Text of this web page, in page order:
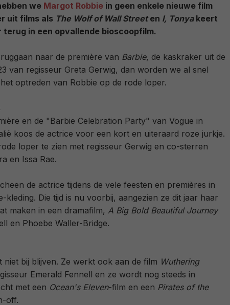
we Margot Robbie in geen enkele nieuwe film
uit films als The Wolf of Wall Streeten I, Tonyakeert
in een opvallende bioscoopfilm.
naar de première van Barbie, de kaskraker uit de
van regisseur Greta Gerwig, dan worden we al snel
optreden van Robbie op de rode loper.
en de "Barbie Celebration Party" van Vogue in
koos de actrice voor een kort en uiteraard roze jurkje.
loper te zien met regisseur Gerwig en co-sterren
en Issa Rae.
de actrice tijdens de vele feesten en premières in
kleding. Die tijd is nu voorbij, aangezien ze dit jaar haar
maken in een dramafilm, A Big Bold Beautiful Journey
en Phoebe Waller-Bridge.
niet bij blijven. Ze werkt ook aan de film Wuthering
Emerald Fennell en ze wordt nog steeds in
met een Ocean's Eleven-film en een Pirates of the
off.